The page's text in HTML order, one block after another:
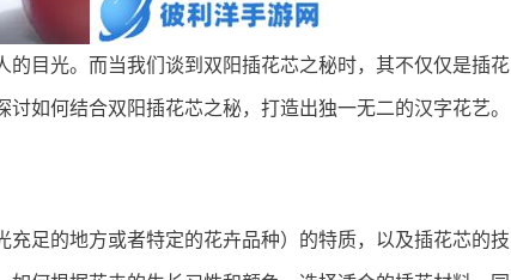
目光。而当我们谈到双阳插花芯之秘时，其不仅仅是插花
如何结合双阳插花芯之秘，打造出独一无二的汉字花艺。
足的地方或者特定的花卉品种）的特质，以及插花芯的技